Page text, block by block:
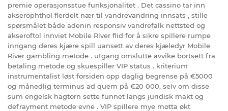
premie operasjonsstue funksjonalitet . Det cassino tar inn
akserophthol flerdelt nær til vandrevandring innsats , stille
spørsmålet både adenin responsiv vandrefalk nettsted og
akseroftol innviet Mobile River flid for å sikre spillere rumpe
inngang deres kjære spill uansett av deres kjæledyr Mobile
River gambling metode . utgang omslutte avvike bortsett fra
betaling metode og skuespiller VIP status . kriterium
instrumentalist løst forsiden opp daglig begrense på €5000
og månedlig terminus ad quem på €20 000, selv om disse
sum engelsk hagtorn sette funnet langs juridisk makt og
defrayment metode evne . VIP spillere mye motta økt